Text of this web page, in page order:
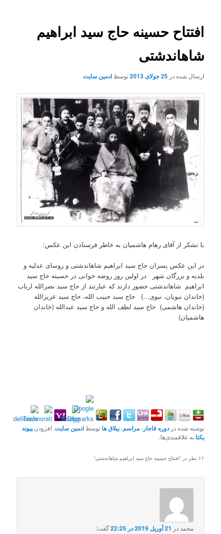
افتتاح حسینه حاج سید ابراهیم
شاهاندشتی
ارسال شده در25 جولای 2013 توسطادمین سایت
با تشکر از آقای رهام هاشمیان به خاطر فرستادن این عکس:
در این عکس پسران حاج سید ابراهیم شاهاندشتی و روسای عدلیه و
بلدیه و بزرگان شهر در اولین روز روضه خوانی در حسینه حاج سید
ابراهیم شاهاندشتی حضور دارند که عبارتند از حاج سید نصرالله ارباب
(خاندان نبویان، نبوی…) حاج سید حبیب الله، حاج سید عزیزالله
(خاندان هاشمی) حاج سید لطف الله و حاج سید عبدالله (خاندان
هاشمیان)
نوشته شده دردوره قاجار ،مراسم،ییلاق ها توسطادمین سایت. افزودنپیوند
یکتا به علاقمندی‌ها.
11 نظر در “ افتتاح حسینه حاج سید ابراهیم شاهاندشتی”
محمد در 21 آوریل 2019 در 22:25 گفت: